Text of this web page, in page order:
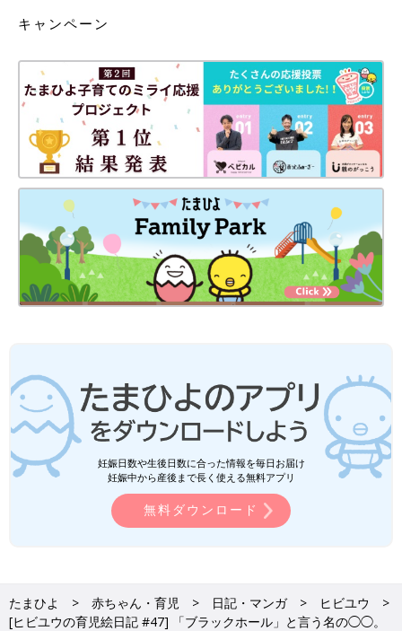
キャンペーン
妊娠日数や生後日数に合った情報を毎日お届け
妊娠中から産後まで長く使える無料アプリ
無料ダウンロード
たまひよ 赤ちゃん・育児 日記・マンガ
ヒビユウ
[ヒビユウの育児絵日記 #47] 「ブラックホール」と言う名の◯◯。